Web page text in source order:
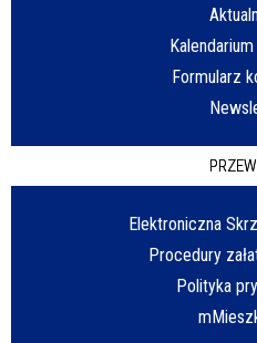
Formularz
Elektroniczna
Procedury
Polityka